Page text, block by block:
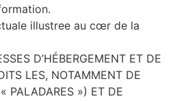
illustree au cœr de la
D’HÉBERGEMENT ET DE
LES, NOTAMMENT DE
PALADARES ») ET DE